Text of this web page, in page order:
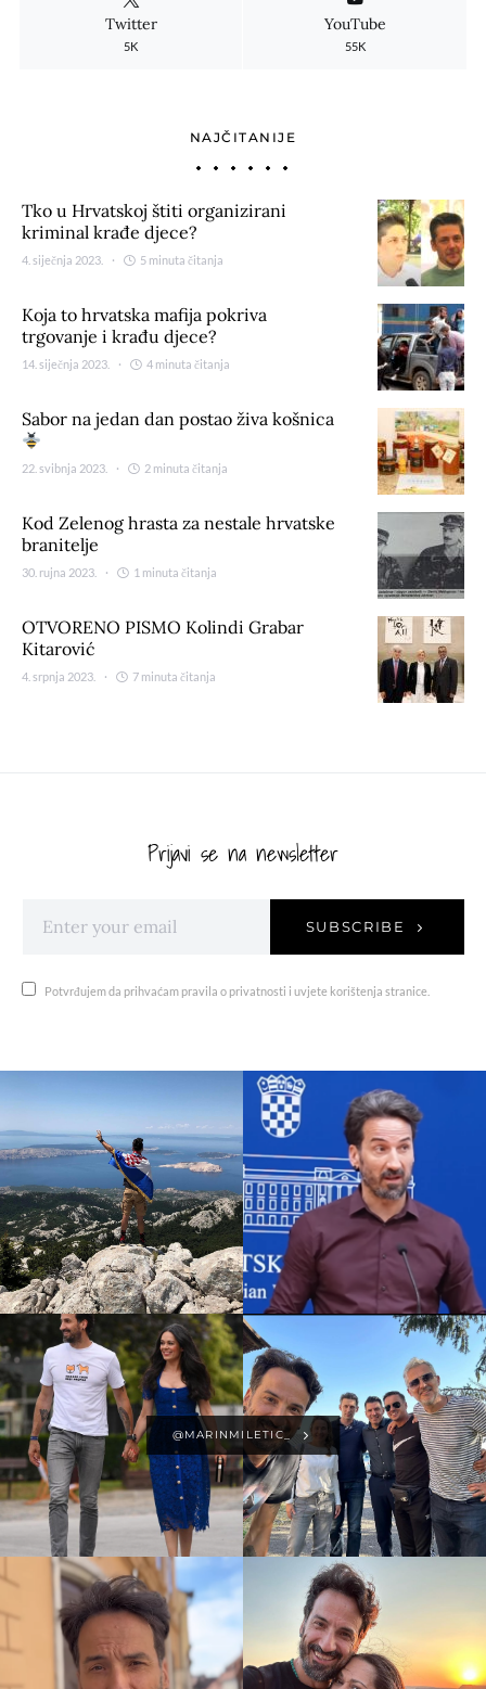
Twitter
5K
YouTube
55K
NAJČITANIJE
Tko u Hrvatskoj štiti organizirani
kriminal krađe djece?
4. siječnja 2023. 5 minuta čitanja
Koja to hrvatska mafija pokriva
trgovanje i krađu djece?
14. siječnja 2023. 4 minuta čitanja
Sabor na jedan dan postao živa košnica
22. svibnja 2023. 2 minuta čitanja
Kod Zelenog hrasta za nestale hrvatske
branitelje
30. rujna 2023. 1 minuta čitanja
OTVORENO PISMO Kolindi Grabar
Kitarović
4. srpnja 2023. 7 minuta čitanja
Prijavi se na newsletter
SUBSCRIBE
Potvrđujem da prihvaćam pravila o privatnosti i uvjete korištenja stranice.
@MARINMILETIC_